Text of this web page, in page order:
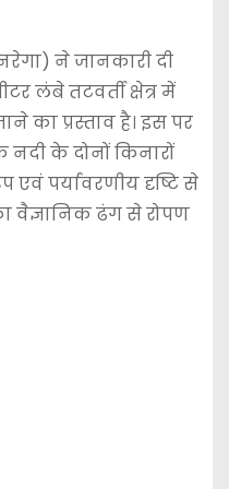
ने जानकारी दी
लंबे तटवर्ती क्षेत्र में
का प्रस्ताव है। इस पर
नदी के दोनों किनारों
पर्यावरणीय दृष्टि से
वैज्ञानिक ढंग से रोपण